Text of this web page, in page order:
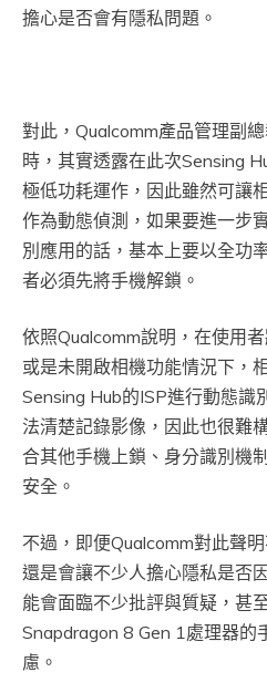
擔心是否會有隱私問題。
對此，Qualcomm產品管理副
時，其實透露在此次Sensing
極低功耗運作，因此雖然可讓
作為動態偵測，如果要進一步
別應用的話，基本上要以全功
者必須先將手機解鎖。
依照Qualcomm說明，在使用
或是未開啟相機功能情況下，
Sensing Hub的ISP進行動態識
法清楚記錄影像，因此也很難
合其他手機上鎖、身分識別機
安全。
不過，即便Qualcomm對此聲
還是會讓不少人擔心隱私是否
能會面臨不少批評與質疑，甚
Snapdragon 8 Gen 1處理器的
慮。